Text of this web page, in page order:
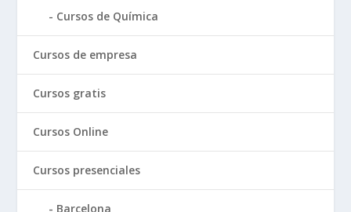
Cursos de Química
Cursos de empresa
Cursos gratis
Cursos Online
Cursos presenciales
Barcelona